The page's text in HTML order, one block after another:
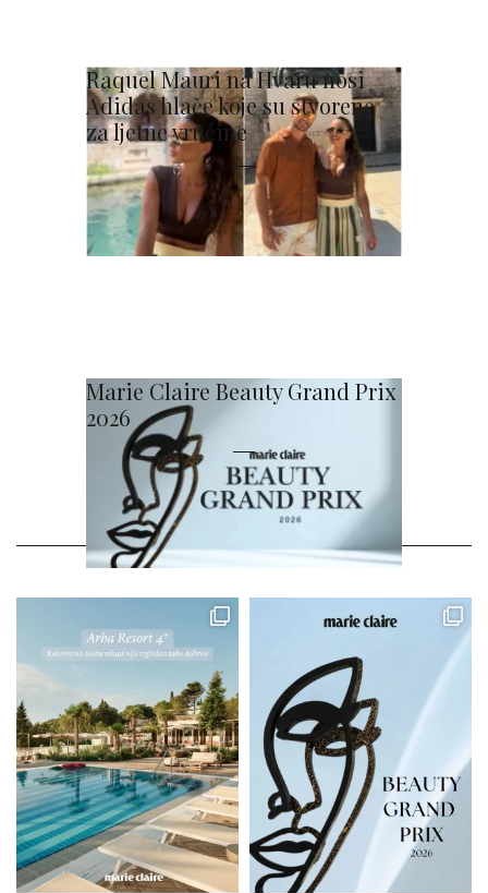
Raquel Mauri na Hvaru nosi
Adidas hlače koje su stvorene
za ljetne vrućine
Marie Claire Beauty Grand Prix
2026
@MARIECLAIRE_HR